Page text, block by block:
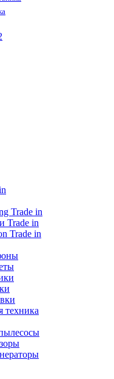
Trade in
Trade in
Trade in
техника